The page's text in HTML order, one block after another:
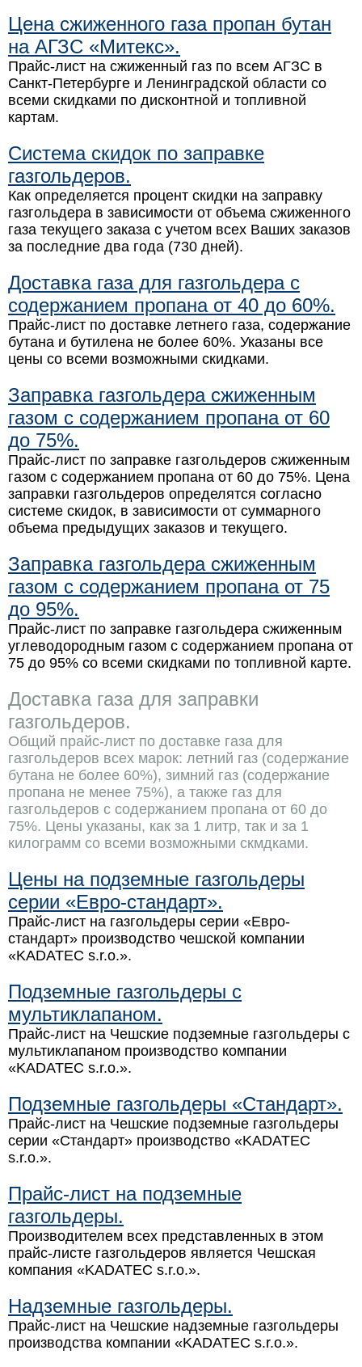
Цена сжиженного газа пропан бутан
на АГЗС «Митекс».
Прайс-лист на сжиженный газ по всем АГЗС в
Санкт-Петербурге и Ленинградской области со
всеми скидками по дисконтной и топливной
картам.
Система скидок по заправке
газгольдеров.
Как определяется процент скидки на заправку
газгольдера в зависимости от объема сжиженного
газа текущего заказа с учетом всех Ваших заказов
за последние два года (730 дней).
Доставка газа для газгольдера с
содержанием пропана от 40 до 60%.
Прайс-лист по доставке летнего газа, содержание
бутана и бутилена не более 60%. Указаны все
цены со всеми возможными скидками.
Заправка газгольдера сжиженным
газом с содержанием пропана от 60
до 75%.
Прайс-лист по заправке газгольдеров сжиженным
газом с содержанием пропана от 60 до 75%. Цена
заправки газгольдеров определятся согласно
системе скидок, в зависимости от суммарного
объема предыдущих заказов и текущего.
Заправка газгольдера сжиженным
газом с содержанием пропана от 75
до 95%.
Прайс-лист по заправке газгольдера сжиженным
углеводородным газом с содержанием пропана от
75 до 95% со всеми скидками по топливной карте.
Доставка газа для заправки
газгольдеров.
Общий прайс-лист по доставке газа для
газгольдеров всех марок: летний газ (содержание
бутана не более 60%), зимний газ (содержание
пропана не менее 75%), а также газ для
газгольдеров с содержанием пропана от 60 до
75%. Цены указаны, как за 1 литр, так и за 1
килограмм со всеми возможными скмдками.
Цены на подземные газгольдеры
серии «Евро-стандарт».
Прайс-лист на газгольдеры серии «Евро-
стандарт» производство чешской компании
«KADATEC s.r.o.».
Подземные газгольдеры с
мультиклапаном.
Прайс-лист на Чешские подземные газгольдеры с
мультиклапаном производство компании
«KADATEC s.r.o.».
Подземные газгольдеры «Стандарт».
Прайс-лист на Чешские подземные газгольдеры
серии «Стандарт» производство «KADATEC
s.r.o.».
Прайс-лист на подземные
газгольдеры.
Производителем всех представленных в этом
прайс-листе газгольдеров является Чешская
компания «KADATEC s.r.o.».
Надземные газгольдеры.
Прайс-лист на Чешские надземные газгольдеры
производства компании «KADATEC s.r.o.».